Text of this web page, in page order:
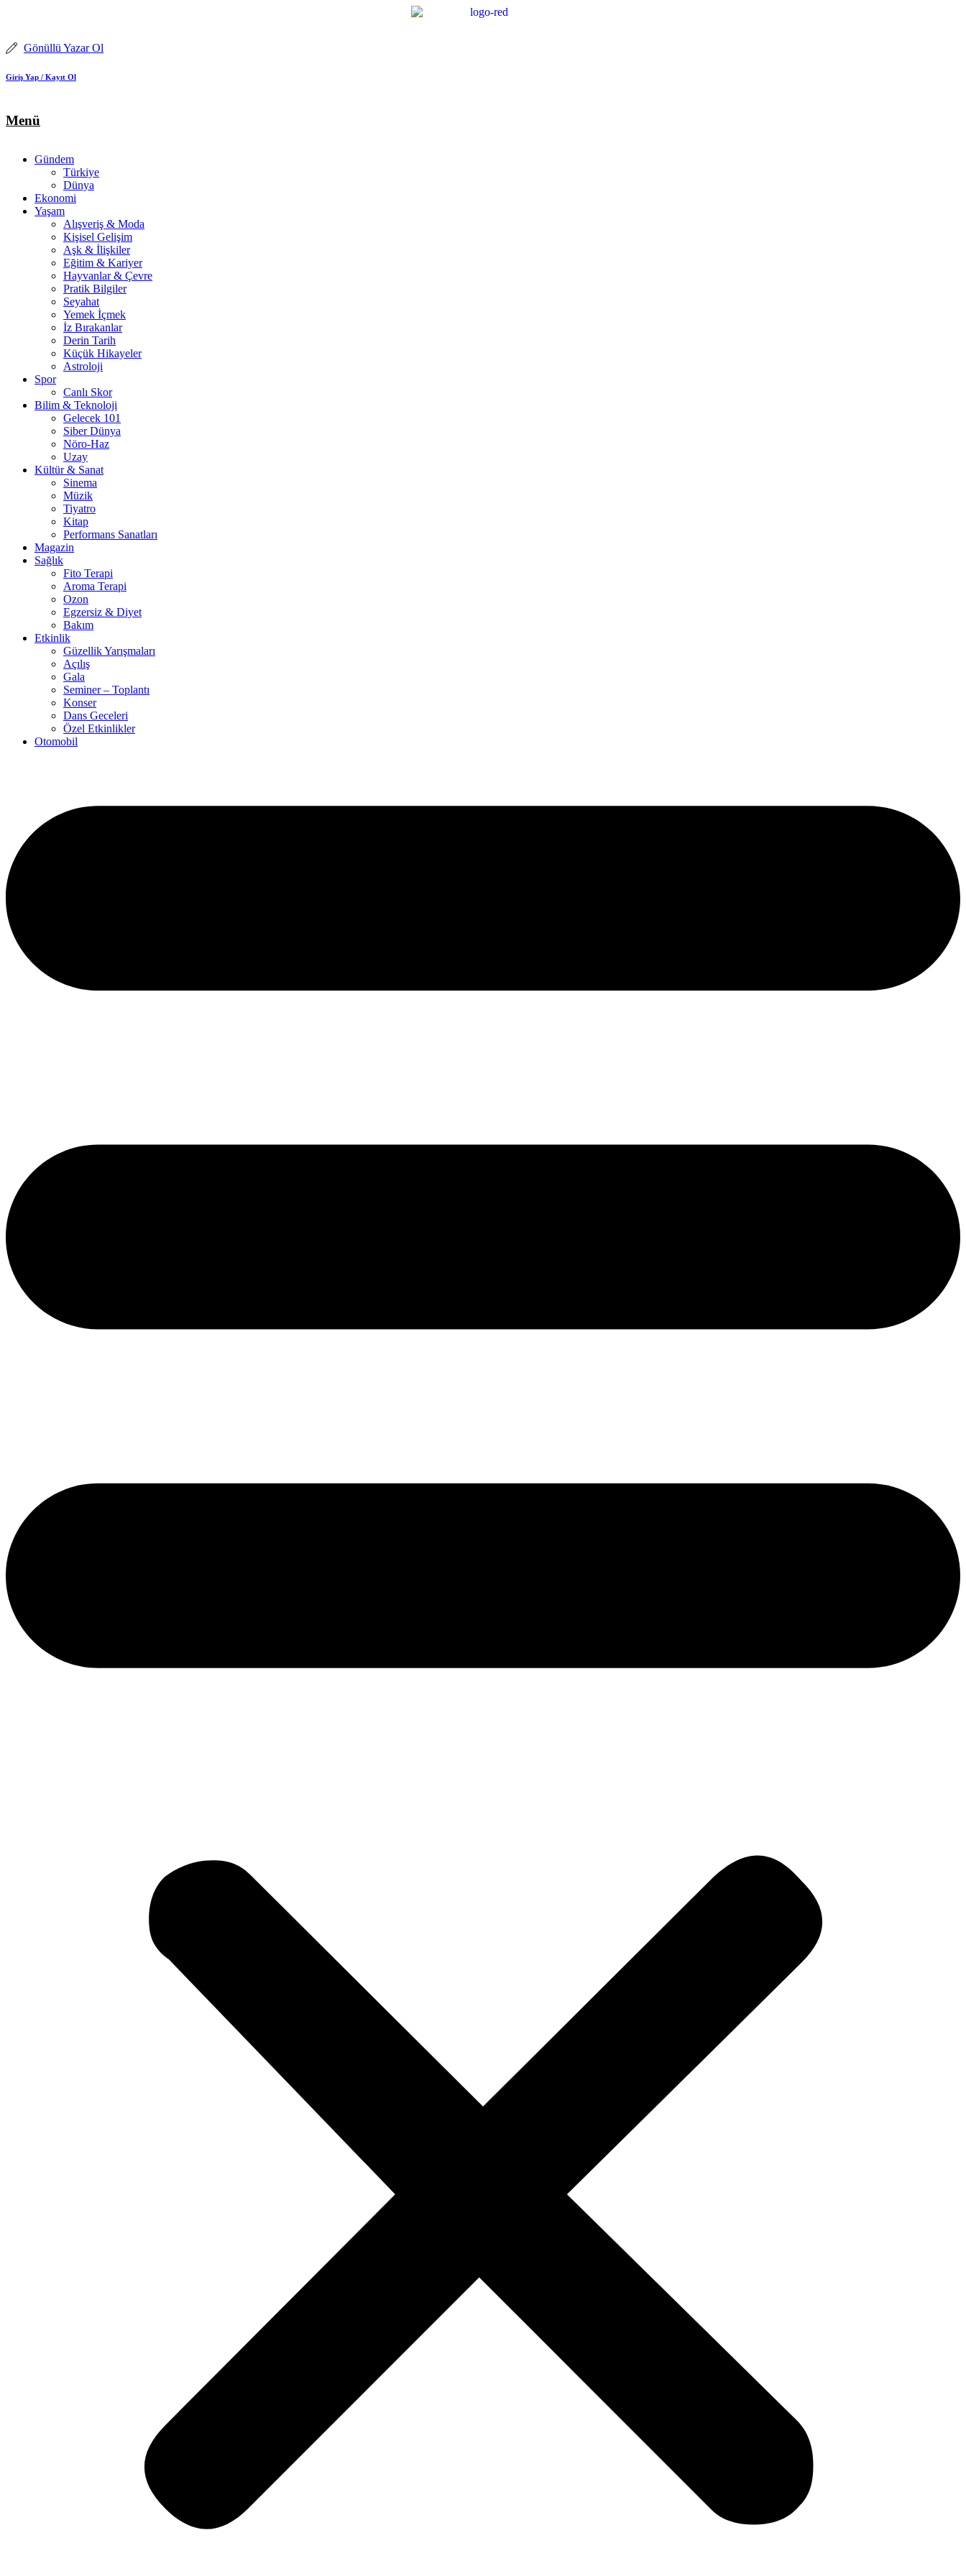
Gönüllü Yazar Ol
Giriş Yap / Kayıt Ol
Menü
Gündem
Türkiye
Dünya
Ekonomi
Yaşam
Alışveriş & Moda
Kişisel Gelişim
Aşk & İlişkiler
Eğitim & Kariyer
Hayvanlar & Çevre
Pratik Bilgiler
Seyahat
Yemek İçmek
İz Bırakanlar
Derin Tarih
Küçük Hikayeler
Astroloji
Spor
Canlı Skor
Bilim & Teknoloji
Gelecek 101
Siber Dünya
Nöro-Haz
Uzay
Kültür & Sanat
Sinema
Müzik
Tiyatro
Kitap
Performans Sanatları
Magazin
Sağlık
Fito Terapi
Aroma Terapi
Ozon
Egzersiz & Diyet
Bakım
Etkinlik
Güzellik Yarışmaları
Açılış
Gala
Seminer – Toplantı
Konser
Dans Geceleri
Özel Etkinlikler
Otomobil